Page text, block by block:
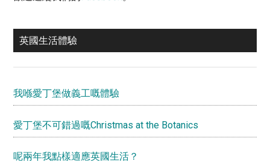
英國生活體驗
我喺愛丁堡做義工嘅體驗
愛丁堡不可錯過嘅Christmas at the Botanics
呢兩年我點樣適應英國生活？